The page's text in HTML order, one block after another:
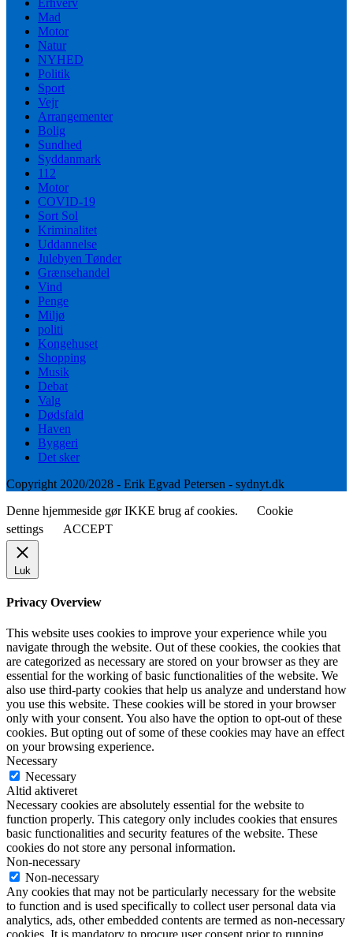
Mad
Motor
Natur
NYHED
Politik
Sport
Vejr
Arrangementer
Bolig
Sundhed
Syddanmark
112
Motor
COVID-19
Sort Sol
Kriminalitet
Uddannelse
Julebyen Tønder
Grænsehandel
Vind
Penge
Miljø
politi
Kongehuset
Shopping
Musik
Debat
Valg
Dødsfald
Haven
Byggeri
Det sker
Copyright 2020/2028 - Erik Egvad Petersen - sydnyt.dk
Denne hjemmeside gør IKKE brug af cookies.
Cookie
settings
ACCEPT
Luk
Privacy Overview
This website uses cookies to improve your experience while you
navigate through the website. Out of these cookies, the cookies that
are categorized as necessary are stored on your browser as they are
essential for the working of basic functionalities of the website. We
also use third-party cookies that help us analyze and understand how
you use this website. These cookies will be stored in your browser
only with your consent. You also have the option to opt-out of these
cookies. But opting out of some of these cookies may have an effect
on your browsing experience.
Necessary
Necessary
Altid aktiveret
Necessary cookies are absolutely essential for the website to
function properly. This category only includes cookies that ensures
basic functionalities and security features of the website. These
cookies do not store any personal information.
Non-necessary
Non-necessary
Any cookies that may not be particularly necessary for the website
to function and is used specifically to collect user personal data via
analytics, ads, other embedded contents are termed as non-necessary